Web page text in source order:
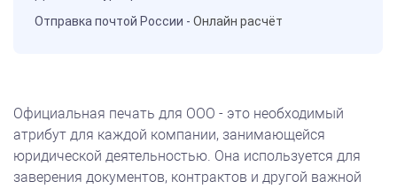
Отправка почтой России - Онлайн расчёт
Официальная печать для ООО - это необходимый
атрибут для каждой компании, занимающейся
юридической деятельностью. Она используется для
заверения документов, контрактов и другой важной